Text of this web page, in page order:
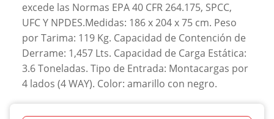
excede las Normas EPA 40 CFR 264.175, SPCC,
UFC Y NPDES.Medidas: 186 x 204 x 75 cm. Peso
por Tarima: 119 Kg. Capacidad de Contención de
Derrame: 1,457 Lts. Capacidad de Carga Estática:
3.6 Toneladas. Tipo de Entrada: Montacargas por
4 lados (4 WAY). Color: amarillo con negro.